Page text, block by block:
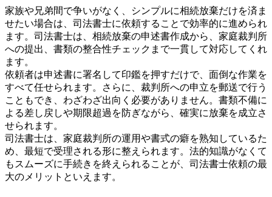
家族や兄弟間で争いがなく、シンプルに相続放棄だけを済ま
せたい場合は、司法書士に依頼することで効率的に進められ
ます。司法書士は、相続放棄の申述書作成から、家庭裁判所
への提出、書類の整合性チェックまで一貫して対応してくれ
ます。
依頼者は申述書に署名して印鑑を押すだけで、面倒な作業を
すべて任せられます。さらに、裁判所への申立を郵送で行う
こともでき、わざわざ出向く必要がありません。書類不備に
よる差し戻しや期限超過を防ぎながら、確実に放棄を成立さ
せられます。
司法書士は、家庭裁判所の運用や書式の癖を熟知しているた
め、最短で受理される形に整えられます。法的知識がなくて
もスムーズに手続きを終えられることが、司法書士依頼の最
大のメリットといえます。